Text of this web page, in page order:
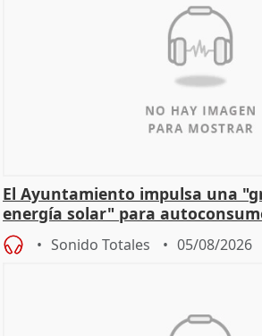
El Ayuntamiento impulsa una
energía solar" para
Sonido Totales 05/08/2026